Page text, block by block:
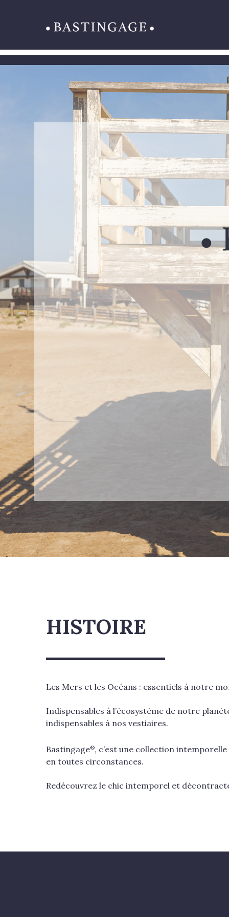
HISTOIRE
Les Mers et les Océans : essentiels à notre
Indispensables à l’écosystème de notre
indispensables à nos vestiaires.
Bastingage®, c’est une collection
en toutes circonstances.
Redécouvrez le chic intemporel et